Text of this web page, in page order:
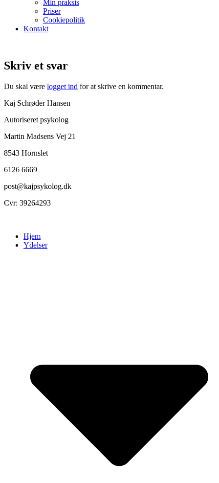
Min praksis
Priser
Cookiepolitik
Kontakt
Skriv et svar
Du skal være logget ind for at skrive en kommentar.
Kaj Schrøder Hansen
Autoriseret psykolog
Martin Madsens Vej 21
8543 Hornslet
6126 6669
post@kajpsykolog.dk
Cvr: 39264293
Hjem
Ydelser